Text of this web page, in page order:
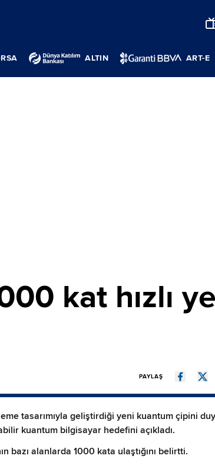
ALTIN ART-E
kat hızlı
PAYLAŞ
tasarımıyla geliştirdiği yeni kuantum çipini
kuantum bilgisayar hedefini açıkladı.
bazı alanlarda 1000 kata ulaştığını belirtti.